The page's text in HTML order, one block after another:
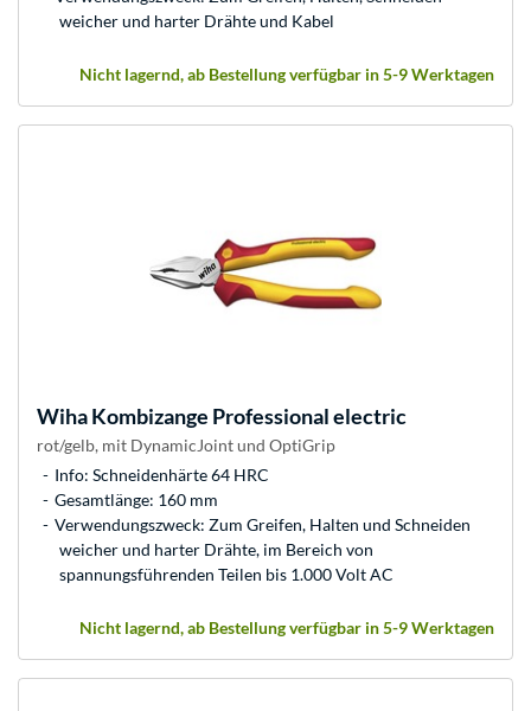
weicher und harter Drähte und Kabel
Nicht lagernd, ab Bestellung verfügbar in 5-9 Werktagen
WihaKombizange Professional electric
rot/gelb, mit DynamicJoint und OptiGrip
Info: Schneidenhärte 64 HRC
Gesamtlänge: 160 mm
Verwendungszweck: Zum Greifen, Halten und Schneiden
weicher und harter Drähte, im Bereich von
spannungsführenden Teilen bis 1.000 Volt AC
Nicht lagernd, ab Bestellung verfügbar in 5-9 Werktagen